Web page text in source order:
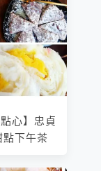
心】忠貞
下午茶